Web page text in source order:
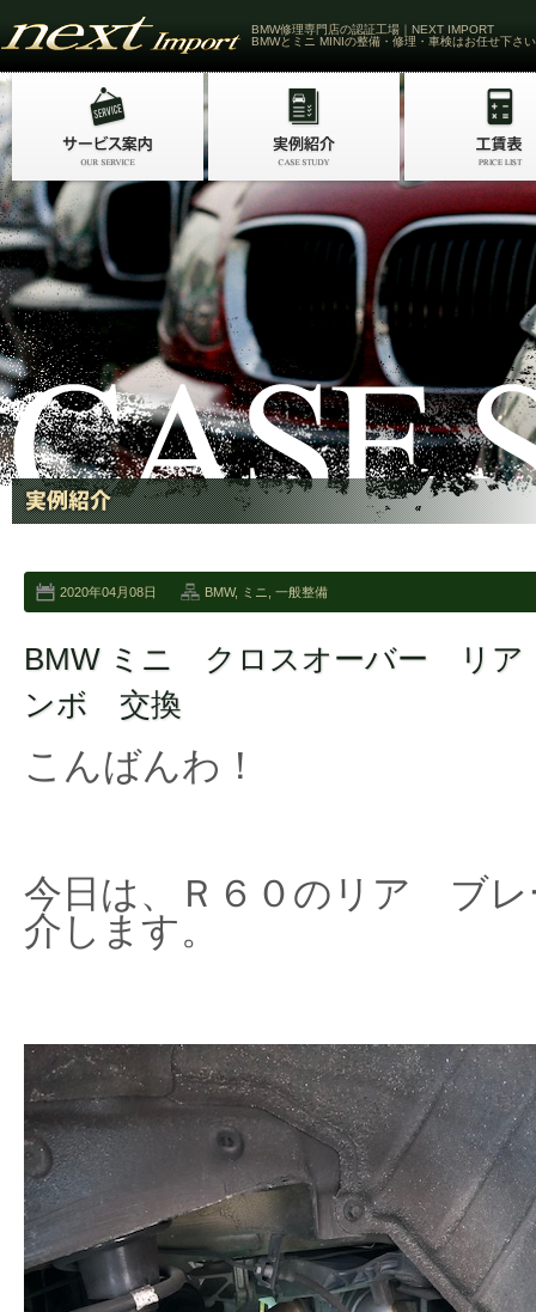
BMW修理専門店の認証工場｜NEXT IMPORT
BMWとミニ MINIの整備・修理・車検はお任せ下さい
2020年04月08日 BMW, ミニ 一般整備
BMW ミニ クロスオーバー リ
ンボ 交換
こんばんわ！
今日は、Ｒ６０のリア ブレ
介します。